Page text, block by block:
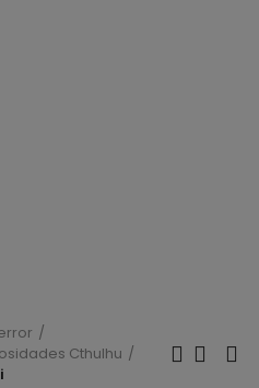
Cthulhu